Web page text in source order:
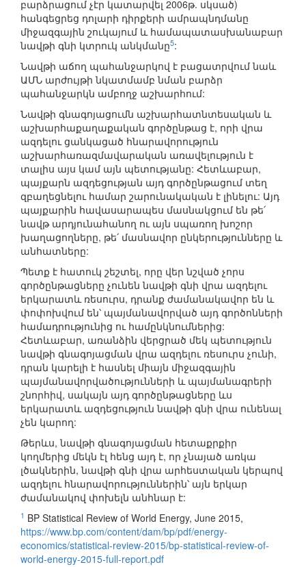
բարձրացում չէր կատարվել 2006թ. սկսած)
հանգեցրեց դոլարի դիրքերի ամրապնդմանը
միջազգային շուկայում և համապատասխանաբար
նավթի գնի կտրուկ անկմանը5:
Նավթի աճող պահանջարկով է բացատրվում նաև
ԱՄՆ արժույթի նկատմամբ նման բարձր
պահանջարկն ամբողջ աշխարհում:
Նավթի գնագոյացումն աշխարհատնտեսական և
աշխարհաքաղաքական գործընթաց է, որի վրա
ազդելու ցանկացած հնարավորություն
աշխարհառազմավարական առավելություն է
տալիս այս կամ այն պետությանը: Հետևաբար,
պայքարն ազդեցության այդ գործընթացում տեղ
զբաղեցնելու համար շարունակական է լինելու: Այդ
պայքարին հավասարապես մասնակցում են թե՛
նավթ արդյունահանող ու այն սպառող խոշոր
խաղացողները, թե՛ մասնավոր ընկերությունները և
անհատները:
Պետք է հատուկ շեշտել, որը վեր նշված չորս
գործընթացները չունեն նավթի գնի վրա ազդելու
երկարատև ռեսուրս, դրանք ժամանակավոր են և
փոփոխվում են՝ պայմանավորված այդ գործոնների
համադրությունից ու համընկնումներից:
Հետևաբար, առանձին վերցրած մեկ պետություն
նավթի գնագոյացման վրա ազդելու ռեսուրս չունի,
դրան կարելի է հասնել միայն միջազգային
պայմանավորվածությունների և պայմանագրերի
շնորհիվ, սակայն այդ գործընթացները ևս
երկարատև ազդեցություն նավթի գնի վրա ունենալ
չեն կարող:
Թերևս, նավթի գնագոյացման հետաքրքիր
կողմերից մեկն էլ հենց այդ է, որ չնայած առկա
լծակներին, նավթի գնի վրա արհեստական կերպով
ազդելու հնարավորություններին՝ այն երկար
ժամանակով փոխելն անհնար է:
1 BP Statistical Review of World Energy, June 2015,
https://www.bp.com/content/dam/bp/pdf/energy-
economics/statistical-review-2015/bp-statistical-review-of-
world-energy-2015-full-report.pdf